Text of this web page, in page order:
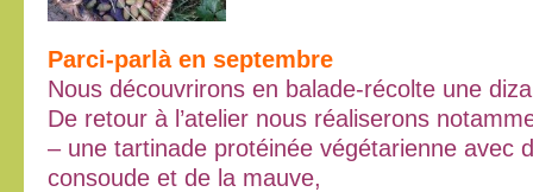
Parci-parlà en septembre
Nous découvrirons en balade-récolte une
De retour à l’atelier nous réaliserons
– une tartinade protéinée végétarienne avec
consoude et de la mauve,